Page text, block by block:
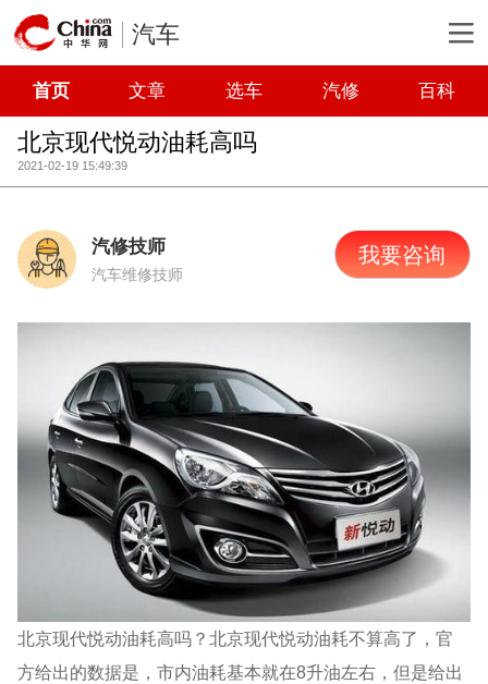
汽车
首页 文章 选车 汽修 百科
北京现代悦动油耗高吗
2021-02-19 15:49:39
汽修技师
汽车维修技师
我要咨询
北京现代悦动油耗高吗？北京现代悦动油耗不算高了，官
方给出的数据是，市内油耗基本就在8升油左右，但是给出